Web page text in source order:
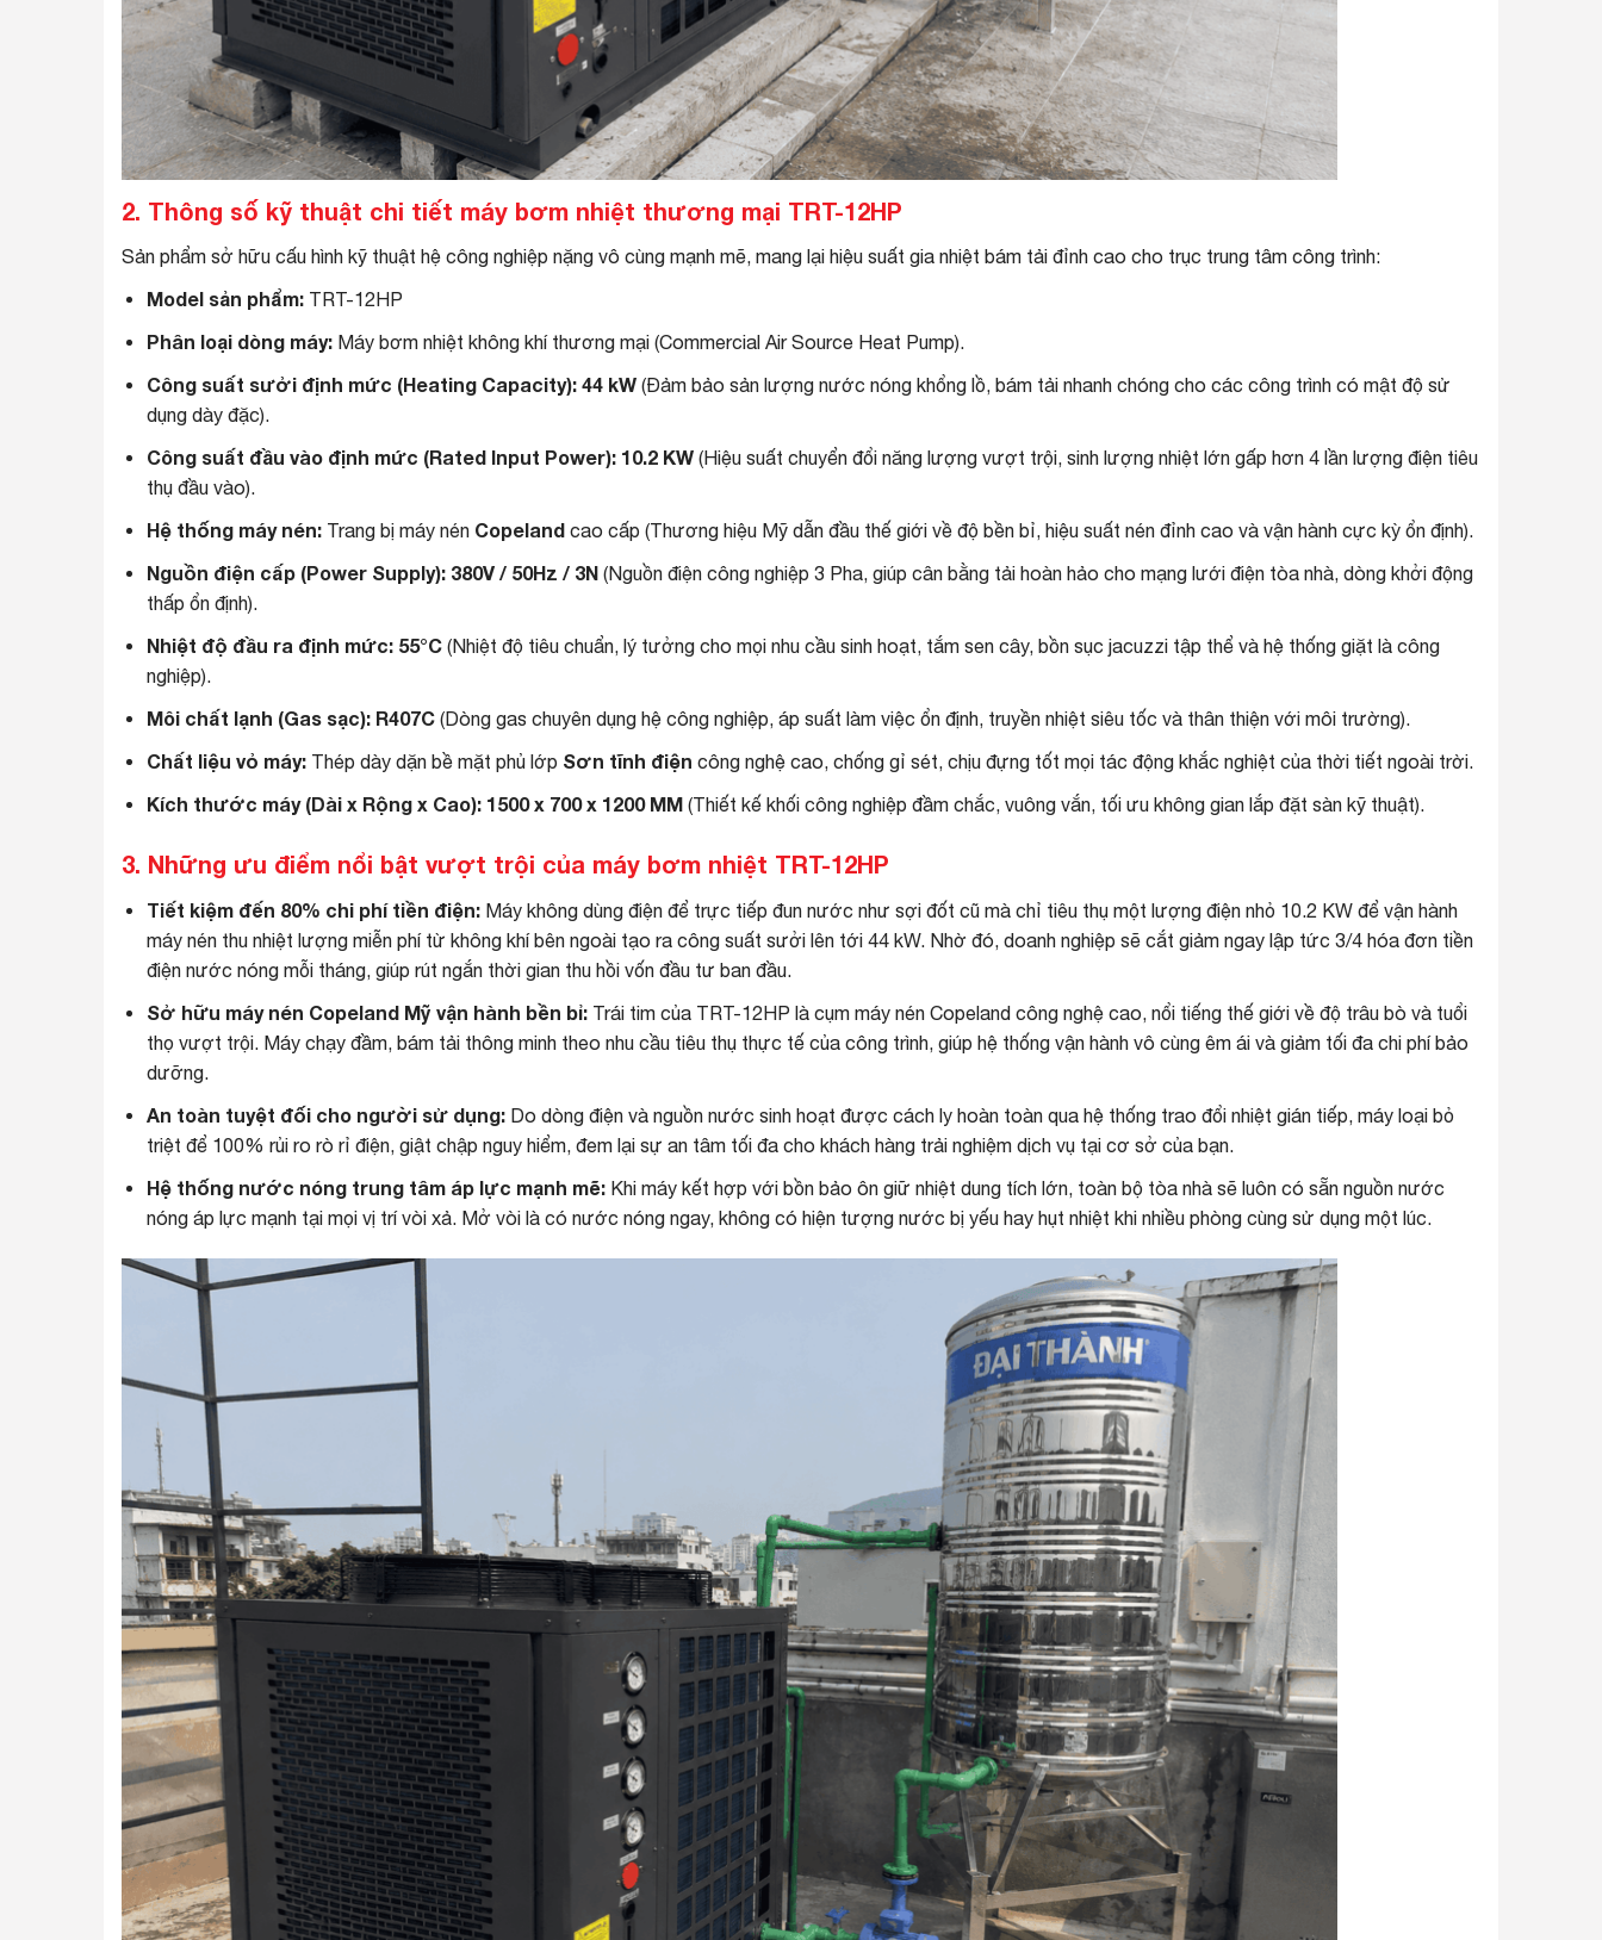
2. Thông số kỹ thuật chi tiết máy bơm nhiệt thương mại TRT-12HP
Sản phẩm sở hữu cấu hình kỹ thuật hệ công nghiệp nặng vô cùng mạnh mẽ, mang lại hiệu suất gia nhiệt bám tải đỉnh cao cho trục trung tâm công trình:
Model sản phẩm:TRT-12HP
Phân loại dòng máy:Máy bơm nhiệt không khí thương mại (Commercial Air Source Heat Pump).
Công suất sưởi định mức (Heating Capacity): 44 kW(Đảm bảo sản lượng nước nóng khổng lồ, bám tải nhanh chóng cho các công trình có mật độ sử
dụng dày đặc).
Công suất đầu vào định mức (Rated Input Power): 10.2 KW(Hiệu suất chuyển đổi năng lượng vượt trội, sinh lượng nhiệt lớn gấp hơn 4 lần lượng điện tiêu
thụ đầu vào).
Hệ thống máy nén:Trang bị máy nén Copelandcao cấp (Thương hiệu Mỹ dẫn đầu thế giới về độ bền bỉ, hiệu suất nén đỉnh cao và vận hành cực kỳ ổn định).
Nguồn điện cấp (Power Supply): 380V / 50Hz / 3N(Nguồn điện công nghiệp 3 Pha, giúp cân bằng tải hoàn hảo cho mạng lưới điện tòa nhà, dòng khởi động
thấp ổn định).
Nhiệt độ đầu ra định mức: 55°C(Nhiệt độ tiêu chuẩn, lý tưởng cho mọi nhu cầu sinh hoạt, tắm sen cây, bồn sục jacuzzi tập thể và hệ thống giặt là công
nghiệp).
Môi chất lạnh (Gas sạc): R407C(Dòng gas chuyên dụng hệ công nghiệp, áp suất làm việc ổn định, truyền nhiệt siêu tốc và thân thiện với môi trường).
Chất liệu vỏ máy:Thép dày dặn bề mặt phủ lớp Sơn tĩnh điện công nghệ cao, chống gỉ sét, chịu đựng tốt mọi tác động khắc nghiệt của thời tiết ngoài trời.
Kích thước máy (Dài x Rộng x Cao): 1500 x 700 x 1200 MM(Thiết kế khối công nghiệp đầm chắc, vuông vắn, tối ưu không gian lắp đặt sàn kỹ thuật).
3. Những ưu điểm nổi bật vượt trội của máy bơm nhiệt TRT-12HP
Tiết kiệm đến 80% chi phí tiền điện:Máy không dùng điện để trực tiếp đun nước như sợi đốt cũ mà chỉ tiêu thụ một lượng điện nhỏ 10.2 KW để vận hành
máy nén thu nhiệt lượng miễn phí từ không khí bên ngoài tạo ra công suất sưởi lên tới 44 kW. Nhờ đó, doanh nghiệp sẽ cắt giảm ngay lập tức 3/4 hóa đơn tiền
điện nước nóng mỗi tháng, giúp rút ngắn thời gian thu hồi vốn đầu tư ban đầu.
Sở hữu máy nén Copeland Mỹ vận hành bền bỉ:Trái tim của TRT-12HP là cụm máy nén Copeland công nghệ cao, nổi tiếng thế giới về độ trâu bò và tuổi
thọ vượt trội. Máy chạy đầm, bám tải thông minh theo nhu cầu tiêu thụ thực tế của công trình, giúp hệ thống vận hành vô cùng êm ái và giảm tối đa chi phí bảo
dưỡng.
An toàn tuyệt đối cho người sử dụng:Do dòng điện và nguồn nước sinh hoạt được cách ly hoàn toàn qua hệ thống trao đổi nhiệt gián tiếp, máy loại bỏ
triệt để 100% rủi ro rò rỉ điện, giật chập nguy hiểm, đem lại sự an tâm tối đa cho khách hàng trải nghiệm dịch vụ tại cơ sở của bạn.
Hệ thống nước nóng trung tâm áp lực mạnh mẽ:Khi máy kết hợp với bồn bảo ôn giữ nhiệt dung tích lớn, toàn bộ tòa nhà sẽ luôn có sẵn nguồn nước
nóng áp lực mạnh tại mọi vị trí vòi xả. Mở vòi là có nước nóng ngay, không có hiện tượng nước bị yếu hay hụt nhiệt khi nhiều phòng cùng sử dụng một lúc.